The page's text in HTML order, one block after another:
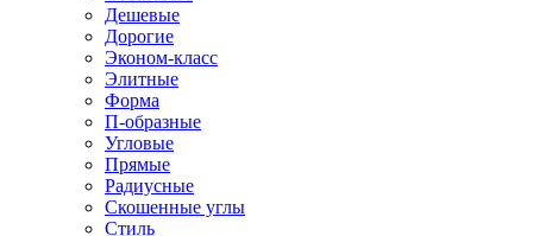
Дешевые
Дорогие
Эконом-класс
Элитные
Форма
П-образные
Угловые
Прямые
Радиусные
Скошенные углы
Стиль